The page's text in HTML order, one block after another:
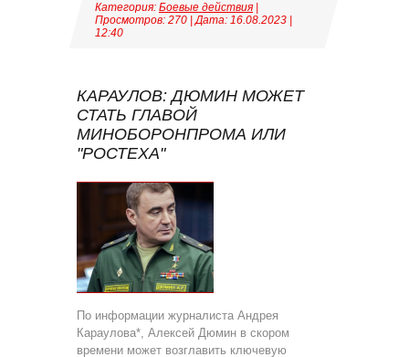
Категория: Боевые действия
Просмотров: 270 | Дата: 16.08.2023
12:40
КАРАУЛОВ: ДЮМИН МОЖЕТ
СТАТЬ ГЛАВОЙ
МИНОБОРОНПРОМА ИЛИ
"РОСТЕХА"
По информации журналиста Андрея
Караулова*, Алексей Дюмин в скором
времени может возглавить ключевую